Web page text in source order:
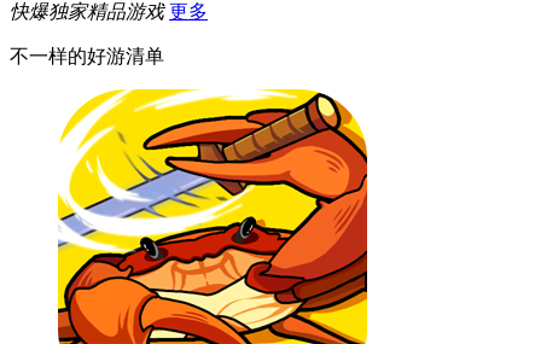
快爆独家精品游戏 更多
不一样的好游清单